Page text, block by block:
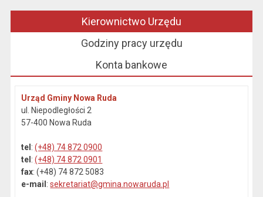
Kierownictwo Urzędu
Godziny pracy urzędu
Konta bankowe
Urząd Gminy Nowa Ruda
ul. Niepodległości 2
57-400 Nowa Ruda
tel :(+48) 74 872 0900
tel :(+48) 74 872 0901
fax: (+48) 74 872 5083
e-mail :sekretariat@gmina.nowaruda.pl